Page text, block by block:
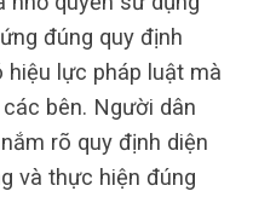
đúng quy định
lực pháp luật mà
bên. Người dân
rõ quy định diện
và thực hiện đúng